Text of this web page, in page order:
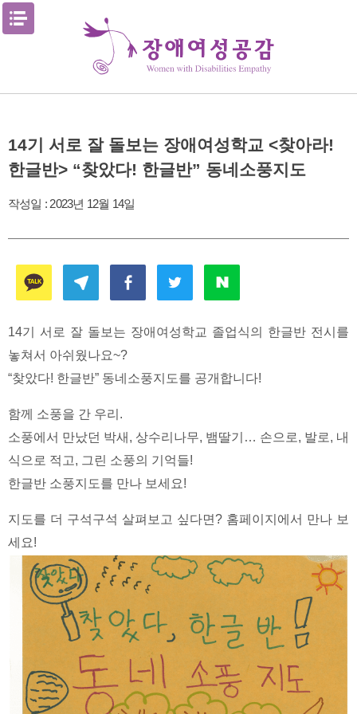
Skip
14기 서로 잘 돌보는 장애여성학교 <찾아라!
한글반> “찾았다! 한글반” 동네소풍지도
작성일 : 2023년 12월 14일
14기 서로 잘 돌보는 장애여성학교 졸업식의 한글반 전시를
놓쳐서 아쉬웠나요~?
“찾았다! 한글반” 동네소풍지도를 공개합니다!
함께 소풍을 간 우리.
소풍에서 만났던 박새, 상수리나무, 뱀딸기… 손으로, 발로, 내
식으로 적고, 그린 소풍의 기억들!
한글반 소풍지도를 만나 보세요!
지도를 더 구석구석 살펴보고 싶다면? 홈페이지에서 만나 보
세요!